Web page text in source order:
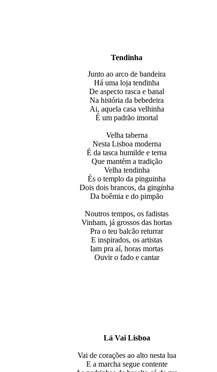
Tendinha
Junto ao arco de bandeira
Há uma loja tendinha
De aspecto rasca e banal
Na história da bebedeira
Ai, aquela casa velhinha
É um padrão imortal
Velha taberna
Nesta Lisboa moderna
É da tasca humilde e terna
Que mantém a tradição
Velha tendinha
És o templo da pinguinha
Dois dois brancos, da ginginha
Da boêmia e do pimpão
Noutros tempos, os fadistas
Vinham, já grossos das hortas
Pra o teu balcão returrar
E inspirados, os artistas
Iam pra aí, horas mortas
Ouvir o fado e cantar
Lá Vai Lisboa
Vai de corações ao alto nesta lua
E a marcha segue contente